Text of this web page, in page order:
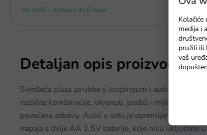
medija i
pružili ili
vaš
Na zalihi - dostava do 6 dana.
Detaljan opis proizvoda
Svjetleća staza za utrke s loopingom i autićem je
različite kombinacije, okrenuti, podići i mijenjati čak
povećava zabavu. Autić u setu je opremljen LED
napaja s dvije AA 1,5V baterije, koje nisu uključene